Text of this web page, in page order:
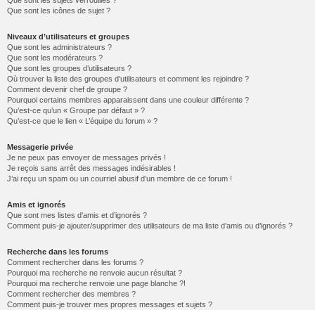
Que sont les icônes de sujet ?
Niveaux d’utilisateurs et groupes
Que sont les administrateurs ?
Que sont les modérateurs ?
Que sont les groupes d’utilisateurs ?
Où trouver la liste des groupes d’utilisateurs et comment les rejoindre ?
Comment devenir chef de groupe ?
Pourquoi certains membres apparaissent dans une couleur différente ?
Qu’est-ce qu’un « Groupe par défaut » ?
Qu’est-ce que le lien « L’équipe du forum » ?
Messagerie privée
Je ne peux pas envoyer de messages privés !
Je reçois sans arrêt des messages indésirables !
J’ai reçu un spam ou un courriel abusif d’un membre de ce forum !
Amis et ignorés
Que sont mes listes d’amis et d’ignorés ?
Comment puis-je ajouter/supprimer des utilisateurs de ma liste d’amis ou d’ignorés ?
Recherche dans les forums
Comment rechercher dans les forums ?
Pourquoi ma recherche ne renvoie aucun résultat ?
Pourquoi ma recherche renvoie une page blanche ?!
Comment rechercher des membres ?
Comment puis-je trouver mes propres messages et sujets ?